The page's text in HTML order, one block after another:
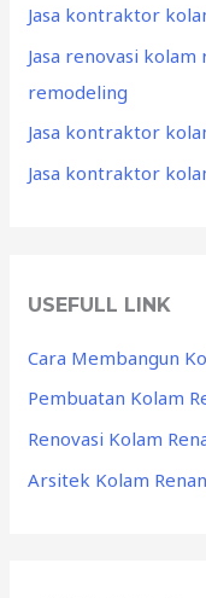
Jasa kontraktor
Jasa renovasi
remodeling
Jasa kontraktor
Jasa kontraktor
USEFULL LINK
Cara Membangun
Pembuatan Kolam
Renovasi Kolam
Arsitek Kolam